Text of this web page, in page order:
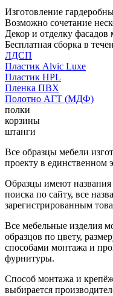
Изготовление
Возможно сочетание
Декор и отделку
Бесплатная сборка в
ЛДСП
Пластик Alvic Luxe
Пластик HPL
Пленка ПВХ
Полотно АГТ (МДФ)
полки
корзины
штанги
Все образцы мебели
проекту в единственном
Образцы имеют названия
поиска по сайту, все
зарегистрированным
Все мебельные изделия
образцов по цвету,
способами монтажа и
фурнитуры.
Способ монтажа и
выбирается